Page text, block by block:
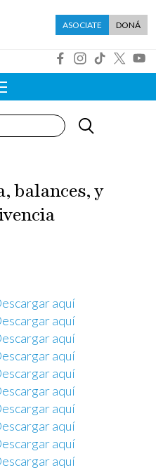
Menú asociate
ASOCIATE DONÁ
balances, y
aquí
aquí
aquí
aquí
aquí
aquí
aquí
aquí
aquí
aquí